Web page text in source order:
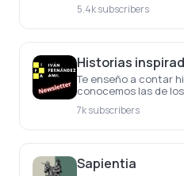
semana
5.4k subscribers
Historias
Te enseño a contar
conocemos las de
7k subscribers
Sapientia